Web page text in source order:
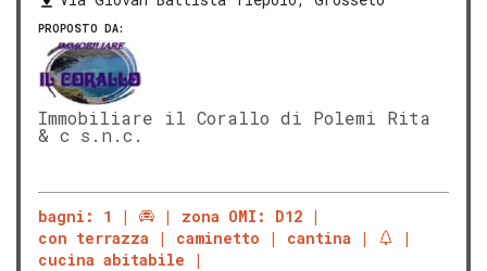
PROPOSTO DA:
Immobiliare il Corallo di Polemi Rita
& c s.n.c.
bagni: 1
zona OMI: D12
con terrazza
caminetto
cantina
cucina abitabile